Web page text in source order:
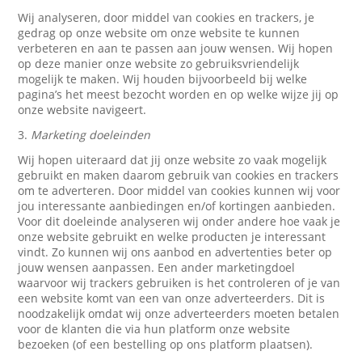
Wij analyseren, door middel van cookies en trackers, je
gedrag op onze website om onze website te kunnen
verbeteren en aan te passen aan jouw wensen. Wij hopen
op deze manier onze website zo gebruiksvriendelijk
mogelijk te maken. Wij houden bijvoorbeeld bij welke
pagina’s het meest bezocht worden en op welke wijze jij op
onze website navigeert.
3. Marketing doeleinden
Wij hopen uiteraard dat jij onze website zo vaak mogelijk
gebruikt en maken daarom gebruik van cookies en trackers
om te adverteren. Door middel van cookies kunnen wij voor
jou interessante aanbiedingen en/of kortingen aanbieden.
Voor dit doeleinde analyseren wij onder andere hoe vaak je
onze website gebruikt en welke producten je interessant
vindt. Zo kunnen wij ons aanbod en advertenties beter op
jouw wensen aanpassen. Een ander marketingdoel
waarvoor wij trackers gebruiken is het controleren of je van
een website komt van een van onze adverteerders. Dit is
noodzakelijk omdat wij onze adverteerders moeten betalen
voor de klanten die via hun platform onze website
bezoeken (of een bestelling op ons platform plaatsen).